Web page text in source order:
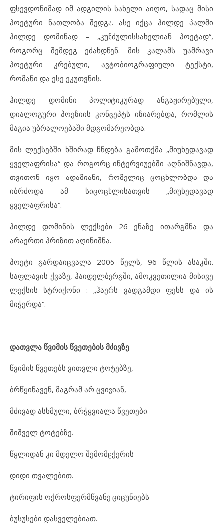
ფსევდონიმად იმ ადგილის სახელი აიღო, სადაც მისი
პოეტური ნათლობა შედგა. ასე იქცა ჰილდე პალმი
ჰილდე დომინად – „კუნძულისსახელიან პოეტად“,
როგორც შემდეგ ეძახდნენ. მის კალამს უამრავი
პოეტური კრებული, ავტობიოგრაფიული ტექსტი,
რომანი და ესე ეკუთვნის.
ჰილდე დომინი პოლიტიკურად ანგაჟირებული,
დიალოგური პოეზიის კონცეპტს იზიარებდა, რომლის
მაგია უბრალოებაში მდგომარეობდა.
მის ლექსებში ხშირად ჩნდება გამოთქმა „მიუხედავად
ყველაფრისა“ და როგორც ინტერვიუებში აღნიშნავდა,
თვითონ იყო ადამიანი, რომელიც ცოცხლობდა და
იბრძოდა ამ სიცოცხლისათვის „მიუხედავად
ყველაფრისა“.
ჰილდე დომინის ლექსები 26 ენაზე ითარგმნა და
არაერთი პრიზით აღინიშნა.
პოეტი გარდაიცვალა 2006 წელს, 96 წლის ასაკში.
საფლავის ქვაზე, ჰაიდელბერგში, ამოკვეთილია მისივე
ლექსის სტრიქონი : „ჰაერს ვადგამდი ფეხს და ის
მიჭერდა“.
დათვლა წვიმის წვეთების მძივზე
წვიმის წვეთებს ვითვლი ტოტებზე,
ბრწყინავენ, მაგრამ არ ცვივიან,
მძივად ასხმული, ბრჭყვიალა წვეთები
შიშველ ტოტებზე.
წყლიდან კი მდელო შემომცქერის
დიდი თვალებით.
ტირიფის ოქროსფერმწვანე ციცუნიებს
ბუსუსები დასველებიათ.